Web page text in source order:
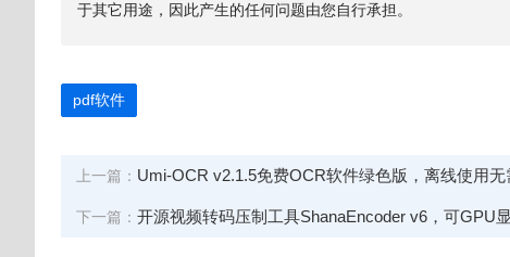
于其它用途，因此产生的任何问题由您自行承担。
pdf软件
上一篇： Umi-OCR v2.1.5免费OCR软件绿色版，离线使用无
下一篇： 开源视频转码压制工具ShanaEncoder v6，可GPU